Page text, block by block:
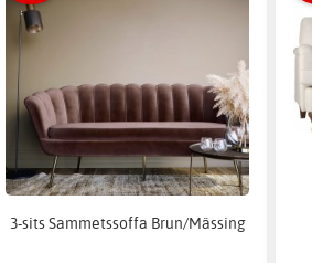
3-sits Sammetssoffa Brun/Mässing